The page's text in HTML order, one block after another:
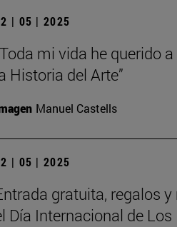
| 05 | 2025
mi vida he querido
Historia del Arte”
Manuel Castells
| 05 | 2025
gratuita, regalos
Día Internacional de